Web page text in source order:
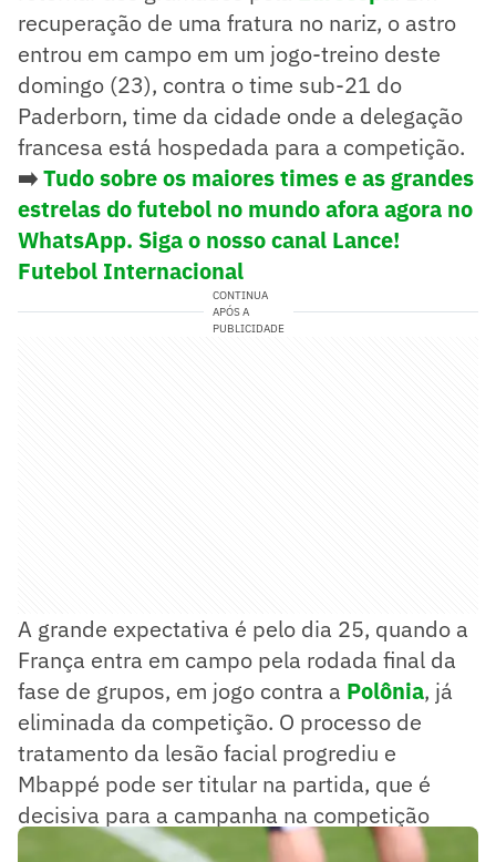
recuperação de uma fratura no nariz, o astro
entrou em campo em um jogo-treino deste
domingo (23), contra o time sub-21 do
Paderborn, time da cidade onde a delegação
francesa está hospedada para a competição.
➡️Tudo sobre os maiores times e as grandes
estrelas do futebol no mundo afora agora no
WhatsApp. Siga o nosso canal Lance!
Futebol Internacional
CONTINUA
APÓS A
PUBLICIDADE
A grande expectativa é pelo dia 25, quando a
França entra em campo pela rodada final da
fase de grupos, em jogo contra a Polônia, já
eliminada da competição. O processo de
tratamento da lesão facial progrediu e
Mbappé pode ser titular na partida, que é
decisiva para a campanha na competição
continental.